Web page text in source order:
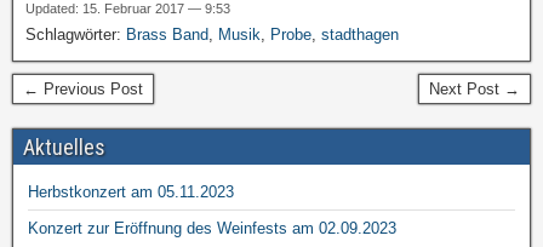
c
e
b
o
o
k
tt
er
e
n
Updated: 15. Februar 2017 — 9:53
Schlagwörter: Brass Band, Musik, Probe, stadthagen
← Previous Post Next Post →
Aktuelles
Herbstkonzert am 05.11.2023
Konzert zur Eröffnung des Weinfests am 02.09.2023